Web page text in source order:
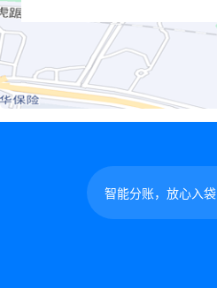
智能分账，放心入袋